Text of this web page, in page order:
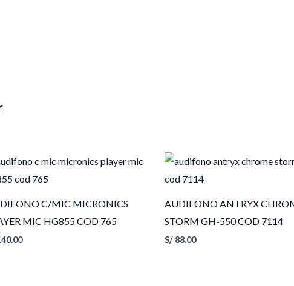
C/MIC MICRONICS
MIC HG855 COD 765
AUDIFONO ANTRYX
STORM GH-550 COD 7114
S/ 88.00